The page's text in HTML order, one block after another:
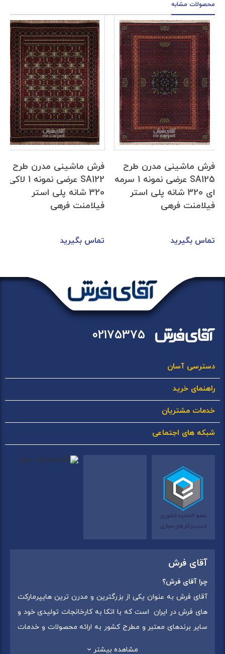
محصولات مشابه
فرش ماشینی مدرن طرح
SA125 عرضی نمونه 1 سرمه
ای 320 شانه پلی استر
فیلامنت فرهی
تماس بگیرید
فرش ماشینی مدرن طرح
SA122 عرضی نمونه 1 لاکی
320 شانه پلی استر
فیلامنت فرهی
تماس بگیرید
02175375
دسترسی آسان
راهنمای خرید
خدمات مشتریان
شبکه های اجتماعی
آقای فرش
چرا آقای فرش؟
آقای فرش به عنوان یکی از بزرگترین و مدرن ترین هایپرمارکت
های فرش در ایران است که با اتکا به کارخانجات تولیدی خود و
سایر برندهای معتبر و مطرح کشور به ارائه محصولات و خدمات
مشاهده بیشتر